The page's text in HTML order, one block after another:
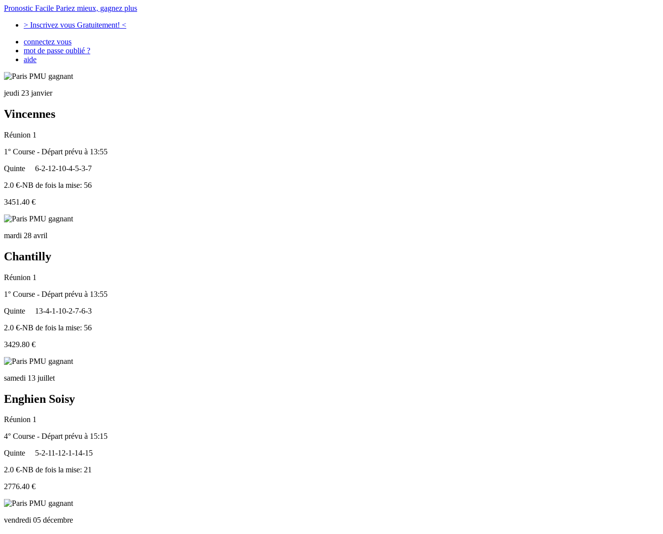
Pronostic Facile Pariez mieux, gagnez plus
> Inscrivez vous Gratuitement! <
connectez vous
mot de passe oublié ?
aide
jeudi 23 janvier
Vincennes
Réunion 1
1° Course - Départ prévu à 13:55
Quinte
6-2-12-10-4-5-3-7
2.0 €-NB de fois la mise: 56
3451.40 €
mardi 28 avril
Chantilly
Réunion 1
1° Course - Départ prévu à 13:55
Quinte
13-4-1-10-2-7-6-3
2.0 €-NB de fois la mise: 56
3429.80 €
samedi 13 juillet
Enghien Soisy
Réunion 1
4° Course - Départ prévu à 15:15
Quinte
5-2-11-12-1-14-15
2.0 €-NB de fois la mise: 21
2776.40 €
vendredi 05 décembre